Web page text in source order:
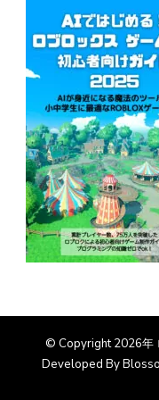
© Copyright 2026年
Developed By